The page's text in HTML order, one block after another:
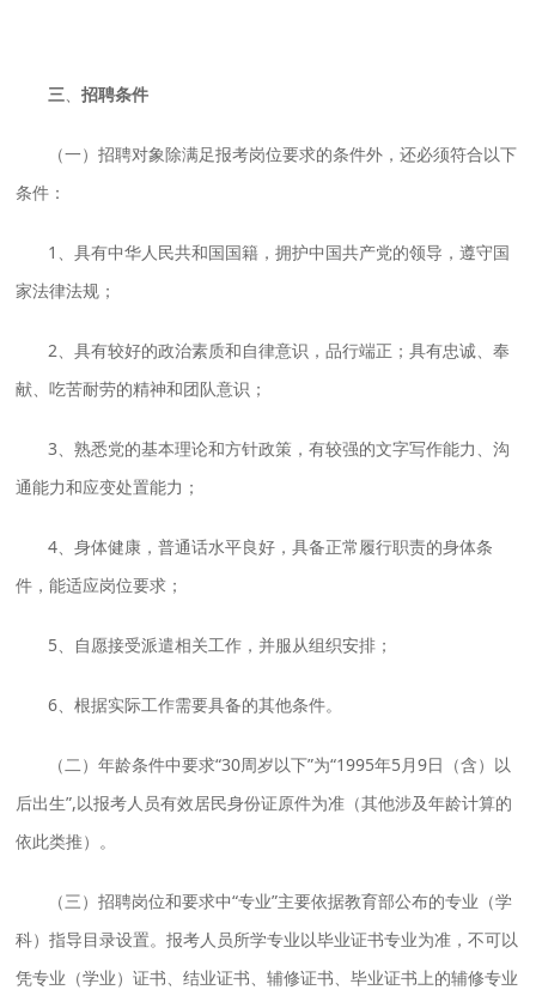
三、 招聘条件
（一）招聘对象除满足报考岗位要求的条件外，还必须符合以下
条件：
1、具有中华人民共和国国籍，拥护中国共产党的领导，遵守国
家法律法规；
2、具有较好的政治素质和自律意识，品行端正；具有忠诚、奉
献、吃苦耐劳的精神和团队意识；
3、熟悉党的基本理论和方针政策，有较强的文字写作能力、沟
通能力和应变处置能力；
4、身体健康，普通话水平良好，具备正常履行职责的身体条
件，能适应岗位要求；
5、自愿接受派遣相关工作，并服从组织安排；
6、根据实际工作需要具备的其他条件。
（二）年龄条件中要求“30周岁以下”为“1995年5月9日（含）以
后出生”,以报考人员有效居民身份证原件为准（其他涉及年龄计算的
依此类推）。
（三）招聘岗位和要求中“专业”主要依据教育部公布的专业（学
科）指导目录设置。报考人员所学专业以毕业证书专业为准，不可以
凭专业（学业）证书、结业证书、辅修证书、毕业证书上的辅修专业